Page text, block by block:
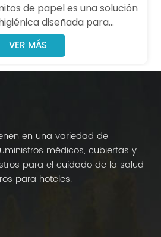
de papel es una solución
diseñada para
una amplia variedad de
la aviación, la automoción,
VER MÁS
en una variedad de
médicos, cubiertas y
para el cuidado de la salud
para hoteles.